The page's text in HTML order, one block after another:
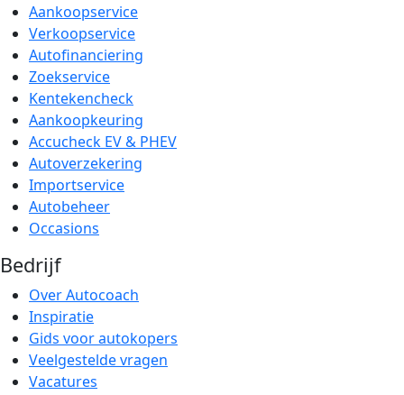
Aankoopservice
Verkoopservice
Autofinanciering
Zoekservice
Kentekencheck
Aankoopkeuring
Accucheck EV & PHEV
Autoverzekering
Importservice
Autobeheer
Occasions
Bedrijf
Over Autocoach
Inspiratie
Gids voor autokopers
Veelgestelde vragen
Vacatures